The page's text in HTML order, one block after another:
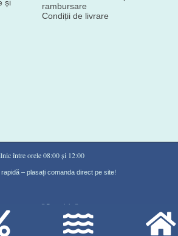
și
rambursare
Condiții de livrare
între orele 08:00 și 12:00
– plasați comanda direct pe site!
на прах ®Copyright©